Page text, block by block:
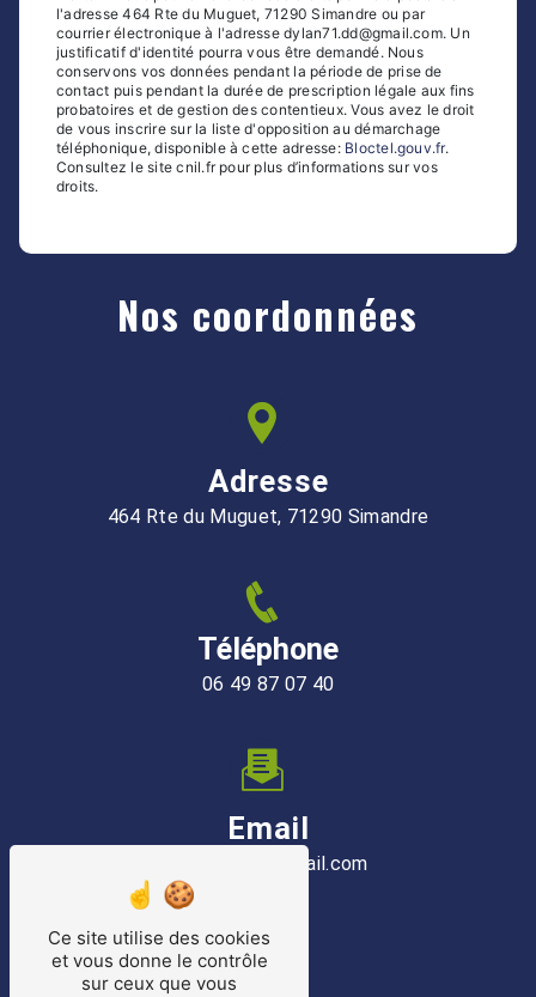
l'adresse 464 Rte du Muguet, 71290 Simandre ou par
courrier électronique à l'adresse dylan71.dd@gmail.com. Un
justificatif d'identité pourra vous être demandé. Nous
conservons vos données pendant la période de prise de
contact puis pendant la durée de prescription légale aux fins
probatoires et de gestion des contentieux. Vous avez le droit
de vous inscrire sur la liste d'opposition au démarchage
téléphonique, disponible à cette adresse: Bloctel.gouv.fr.
Consultez le site cnil.fr pour plus d’informations sur vos
droits.
Nos coordonnées
Adresse
464 Rte du Muguet, 71290 Simandre
Téléphone
06 49 87 07 40
Email
dylan71.dd@gmail.com
Ce site utilise des cookies
et vous donne le contrôle
sur ceux que vous